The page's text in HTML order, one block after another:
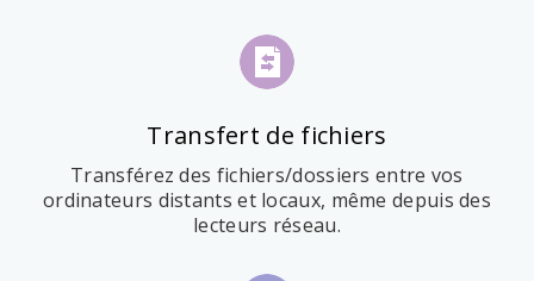
Transfert de fichiers
Transférez des fichiers/dossiers entre vos
ordinateurs distants et locaux, même depuis des
lecteurs réseau.